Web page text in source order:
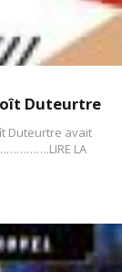
Duteurtre
Duteurtre avait
LA